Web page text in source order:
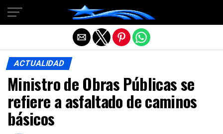
ACTUALIDAD
Ministro de Obras Públicas se
refiere a asfaltado de caminos
básicos
Salir de la versión móvil